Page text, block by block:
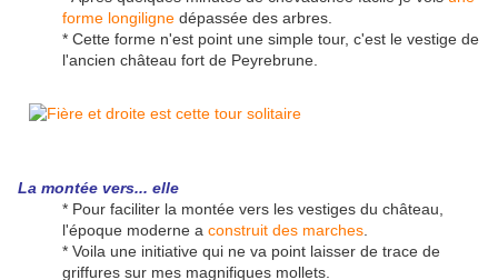
forme longiligne dépassée des arbres.
* Cette forme n'est point une simple tour, c'est le vestige de
l'ancien château fort de Peyrebrune.
La montée vers... elle
* Pour faciliter la montée vers les vestiges du château,
l'époque moderne a construit des marches
* Voila une initiative qui ne va point laisser de trace de
griffures sur mes magnifiques mollets.